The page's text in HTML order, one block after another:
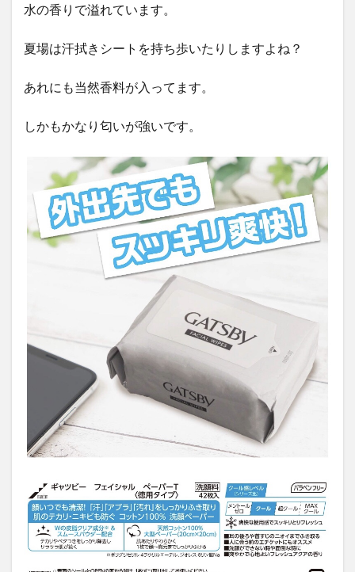
水の香りで溢れています。
夏場は汗拭きシートを持ち歩いたりしますよね？
あれにも当然香料が入ってます。
しかもかなり匂いが強いです。